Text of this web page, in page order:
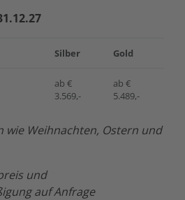
Silber Gold
ab €
3.569,-
ab €
5.489,-
wie Weihnachten, Ostern und
und
auf Anfrage